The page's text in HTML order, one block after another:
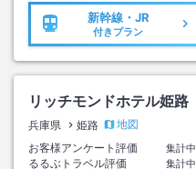
新幹線・JR
付きプラン
リッチモンドホテル姫路
兵庫県 姫路
地図
お客様アンケート評価
集計中
るるぶトラベル評価 集計中